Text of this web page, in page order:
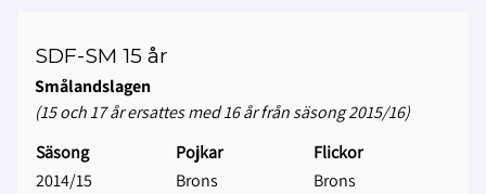
SDF-SM 15 år
Smålandslagen
(15 och 17 år ersattes med 16 år från säsong 2015/16)
Säsong
Pojkar
Flickor
2014/15
Brons
Brons